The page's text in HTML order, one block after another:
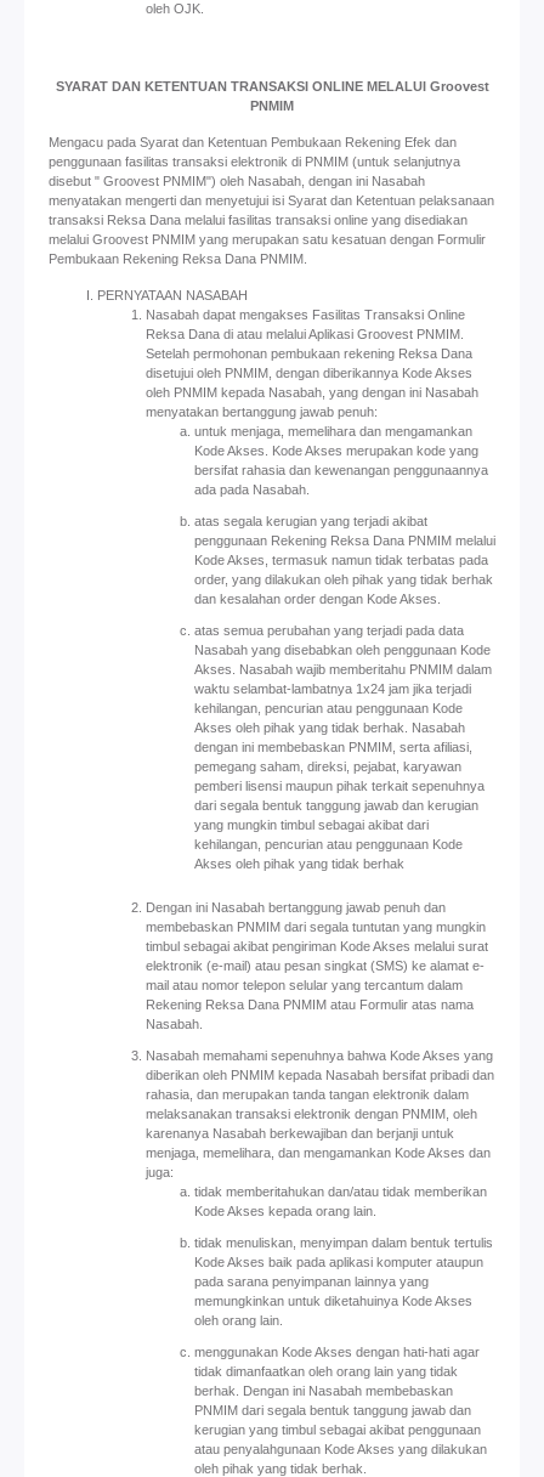
oleh OJK.
SYARAT DAN KETENTUAN TRANSAKSI ONLINE MELALUI Groovest
PNMIM
Mengacu pada Syarat dan Ketentuan Pembukaan Rekening Efek dan
penggunaan fasilitas transaksi elektronik di PNMIM (untuk selanjutnya
disebut " Groovest PNMIM") oleh Nasabah, dengan ini Nasabah
menyatakan mengerti dan menyetujui isi Syarat dan Ketentuan pelaksanaan
transaksi Reksa Dana melalui fasilitas transaksi online yang disediakan
melalui Groovest PNMIM yang merupakan satu kesatuan dengan Formulir
Pembukaan Rekening Reksa Dana PNMIM.
PERNYATAAN NASABAH
Nasabah dapat mengakses Fasilitas Transaksi Online
Reksa Dana di atau melalui Aplikasi Groovest PNMIM.
Setelah permohonan pembukaan rekening Reksa Dana
disetujui oleh PNMIM, dengan diberikannya Kode Akses
oleh PNMIM kepada Nasabah, yang dengan ini Nasabah
menyatakan bertanggung jawab penuh:
untuk menjaga, memelihara dan mengamankan
Kode Akses. Kode Akses merupakan kode yang
bersifat rahasia dan kewenangan penggunaannya
ada pada Nasabah.
atas segala kerugian yang terjadi akibat
penggunaan Rekening Reksa Dana PNMIM melalui
Kode Akses, termasuk namun tidak terbatas pada
order, yang dilakukan oleh pihak yang tidak berhak
dan kesalahan order dengan Kode Akses.
atas semua perubahan yang terjadi pada data
Nasabah yang disebabkan oleh penggunaan Kode
Akses. Nasabah wajib memberitahu PNMIM dalam
waktu selambat-lambatnya 1x24 jam jika terjadi
kehilangan, pencurian atau penggunaan Kode
Akses oleh pihak yang tidak berhak. Nasabah
dengan ini membebaskan PNMIM, serta afiliasi,
pemegang saham, direksi, pejabat, karyawan
pemberi lisensi maupun pihak terkait sepenuhnya
dari segala bentuk tanggung jawab dan kerugian
yang mungkin timbul sebagai akibat dari
kehilangan, pencurian atau penggunaan Kode
Akses oleh pihak yang tidak berhak
Dengan ini Nasabah bertanggung jawab penuh dan
membebaskan PNMIM dari segala tuntutan yang mungkin
timbul sebagai akibat pengiriman Kode Akses melalui surat
elektronik (e-mail) atau pesan singkat (SMS) ke alamat e-
mail atau nomor telepon selular yang tercantum dalam
Rekening Reksa Dana PNMIM atau Formulir atas nama
Nasabah.
Nasabah memahami sepenuhnya bahwa Kode Akses yang
diberikan oleh PNMIM kepada Nasabah bersifat pribadi dan
rahasia, dan merupakan tanda tangan elektronik dalam
melaksanakan transaksi elektronik dengan PNMIM, oleh
karenanya Nasabah berkewajiban dan berjanji untuk
menjaga, memelihara, dan mengamankan Kode Akses dan
juga:
tidak memberitahukan dan/atau tidak memberikan
Kode Akses kepada orang lain.
tidak menuliskan, menyimpan dalam bentuk tertulis
Kode Akses baik pada aplikasi komputer ataupun
pada sarana penyimpanan lainnya yang
memungkinkan untuk diketahuinya Kode Akses
oleh orang lain.
menggunakan Kode Akses dengan hati-hati agar
tidak dimanfaatkan oleh orang lain yang tidak
berhak. Dengan ini Nasabah membebaskan
PNMIM dari segala bentuk tanggung jawab dan
kerugian yang timbul sebagai akibat penggunaan
atau penyalahgunaan Kode Akses yang dilakukan
oleh pihak yang tidak berhak.